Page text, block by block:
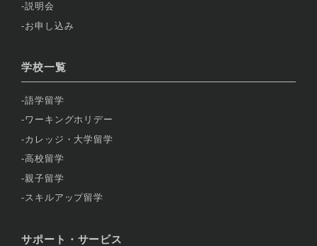
説明会
お申し込み
学校一覧
語学留学
ワーキングホリデー
カレッジ・大学留学
高校留学
親子留学
スキルアップ留学
サポート・サービス